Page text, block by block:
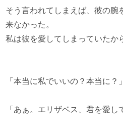
そう言われてしまえば、彼の腕
来なかった。
私は彼を愛してしまっていたか
「本当に私でいいの？本当に？」
「あぁ。エリザベス、君を愛し